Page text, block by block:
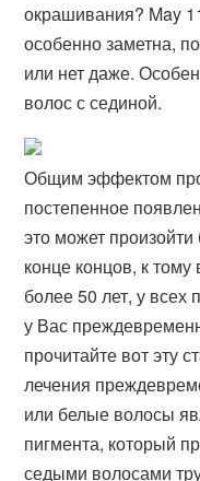
окрашивания? May
особенно заметна,
или нет даже.
волос с сединой.
Общим эффектом
постепенное
это может
конце концов, к
более 50 лет, у
у Вас
прочитайте вот эту
лечения
или белые волосы
пигмента, который
седыми волосами